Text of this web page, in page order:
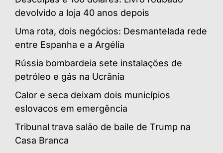
devolvido a loja 40 anos depois
Uma rota, dois negócios: Desmantelada rede
entre Espanha e a Argélia
Rússia bombardeia sete instalações de
petróleo e gás na Ucrânia
Calor e seca deixam dois municípios
eslovacos em emergência
Tribunal trava salão de baile de Trump na
Casa Branca